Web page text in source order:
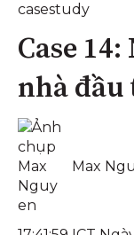
casestudy
Case
nhà đầu
Max